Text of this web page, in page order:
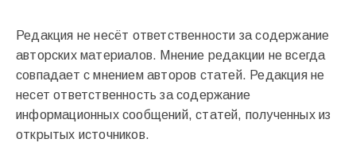
Редакция не несёт ответственности за содержание
авторских материалов. Мнение редакции не всегда
совпадает с мнением авторов статей. Редакция не
несет ответственность за содержание
информационных сообщений, статей, полученных из
открытых источников.